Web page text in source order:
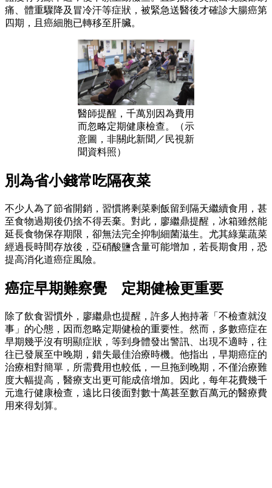
痛、體重驟降及冒冷汗等症狀，被緊急送醫後才確診大腸癌第
四期，且癌細胞已轉移至肝臟。
醫師提醒，千萬別因為費用
而忽略定期健康檢查。（示
意圖，非關此新聞／民視新
聞資料照）
別為省小錢常吃隔夜菜
不少人為了節省開銷，習慣將剩菜剩飯留到隔天繼續食用，甚
至食物過期後仍捨不得丟棄。對此，廖繼鼎提醒，冰箱雖然能
延長食物保存期限，卻無法完全抑制細菌滋生。尤其綠葉蔬菜
經過長時間存放後，亞硝酸鹽含量可能增加，若長期食用，恐
提高消化道癌症風險。
癌症早期難察覺 定期健檢更重要
除了飲食習慣外，廖繼鼎也提醒，許多人抱持著「不檢查就沒
事」的心態，因而忽略定期健檢的重要性。然而，多數癌症在
早期幾乎沒有明顯症狀，等到身體發出警訊、出現不適時，往
往已發展至中晚期，錯失最佳治療時機。他指出，早期癌症的
治療相對簡單，所需費用也較低，一旦拖到晚期，不僅治療難
度大幅提高，醫療支出更可能成倍增加。因此，每年花費幾千
元進行健康檢查，遠比日後面對數十萬甚至數百萬元的醫療費
用來得划算。